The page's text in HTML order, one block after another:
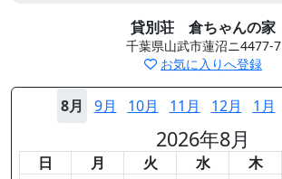
貸別荘 倉ちゃんの家
千葉県山武市蓮沼ニ4477-7
お気に入りへ登録
8月 9月 10月 11月 12月 1月
2026年8月
日 月 火 水 木